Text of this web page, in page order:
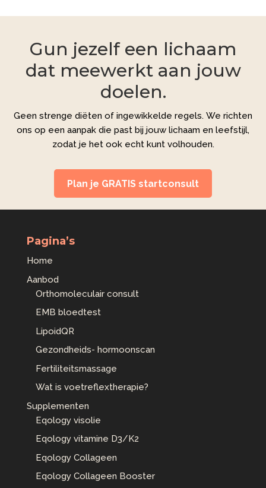
Gun jezelf een lichaam
dat meewerkt aan jouw
doelen.
Geen strenge diëten of ingewikkelde regels. We richten
ons op een aanpak die past bij jouw lichaam en leefstijl,
zodat je het ook echt kunt volhouden.
Plan je GRATIS startconsult
Pagina’s
Home
Aanbod
Orthomoleculair consult
EMB bloedtest
LipoidQR
Gezondheids- hormoonscan
Fertiliteitsmassage
Wat is voetreflextherapie?
Supplementen
Eqology visolie
Eqology vitamine D3/K2
Eqology Collageen
Eqology Collageen Booster